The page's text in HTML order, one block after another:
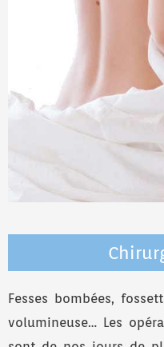
Fesses bombées,
volumineuse… Les